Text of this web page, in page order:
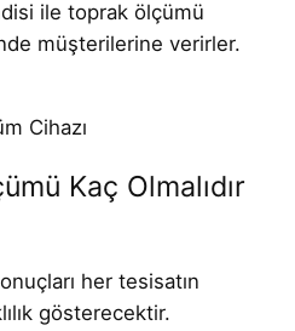
ile toprak ölçümü
müşterilerine verirler.
Cihazı
Kaç Olmalıdır
her tesisatın
gösterecektir.